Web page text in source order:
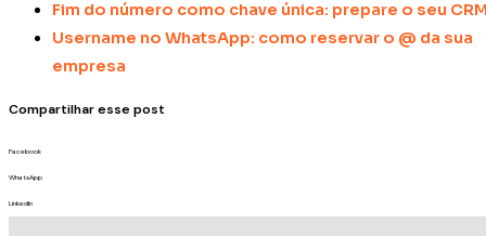
Fim do número como chave única: prepare o seu
Username no WhatsApp: como reservar o @ da sua
empresa
Compartilhar esse post
Facebook
WhatsApp
LinkedIn